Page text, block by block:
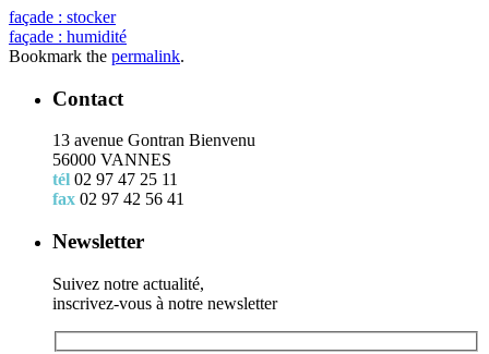
façade : stocker
façade : humidité
Bookmark the permalink.
Contact
13 avenue Gontran Bienvenu
56000 VANNES
tél 02 97 47 25 11
fax 02 97 42 56 41
Newsletter
Suivez notre actualité,
inscrivez-vous à notre newsletter